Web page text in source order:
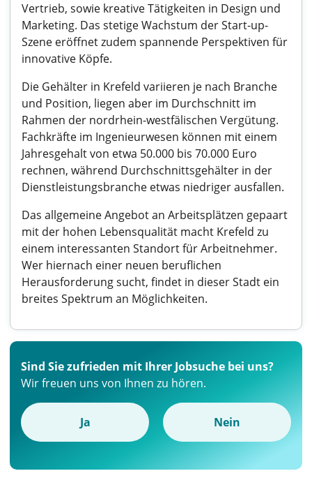
Vertrieb, sowie kreative Tätigkeiten in Design und
Marketing. Das stetige Wachstum der Start-up-
Szene eröffnet zudem spannende Perspektiven für
innovative Köpfe.
Die Gehälter in Krefeld variieren je nach Branche
und Position, liegen aber im Durchschnitt im
Rahmen der nordrhein-westfälischen Vergütung.
Fachkräfte im Ingenieurwesen können mit einem
Jahresgehalt von etwa 50.000 bis 70.000 Euro
rechnen, während Durchschnittsgehälter in der
Dienstleistungsbranche etwas niedriger ausfallen.
Das allgemeine Angebot an Arbeitsplätzen gepaart
mit der hohen Lebensqualität macht Krefeld zu
einem interessanten Standort für Arbeitnehmer.
Wer hiernach einer neuen beruflichen
Herausforderung sucht, findet in dieser Stadt ein
breites Spektrum an Möglichkeiten.
Sind Sie zufrieden mit Ihrer Jobsuche bei uns?
Wir freuen uns von Ihnen zu hören.
Ja Nein